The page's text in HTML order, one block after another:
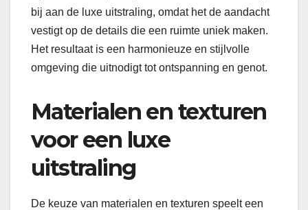
bij aan de luxe uitstraling, omdat het de aandacht
vestigt op de details die een ruimte uniek maken.
Het resultaat is een harmonieuze en stijlvolle
omgeving die uitnodigt tot ontspanning en genot.
Materialen en texturen
voor een luxe
uitstraling
De keuze van materialen en texturen speelt een